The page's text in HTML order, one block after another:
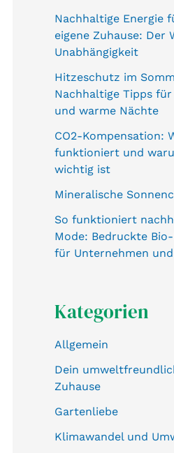
Nachhaltige Energie
eigene Zuhause: Der
Unabhängigkeit
Hitzeschutz im
Nachhaltige Tipps für
und warme Nächte
CO2-Kompensation:
funktioniert und
wichtig ist
Mineralische
So funktioniert
Mode: Bedruckte
für Unternehmen und
Kategorien
Allgemein
Dein
Zuhause
Gartenliebe
Klimawandel und